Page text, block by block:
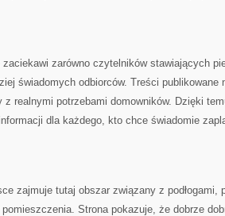
zarówno czytelników stawiających
świadomych odbiorców. Treści publikowane
z realnymi potrzebami domowników. Dzięki
dla każdego, kto chce świadomie
zajmuje tutaj obszar związany z podłogami,
pomieszczenia. Strona pokazuje, że dobrze